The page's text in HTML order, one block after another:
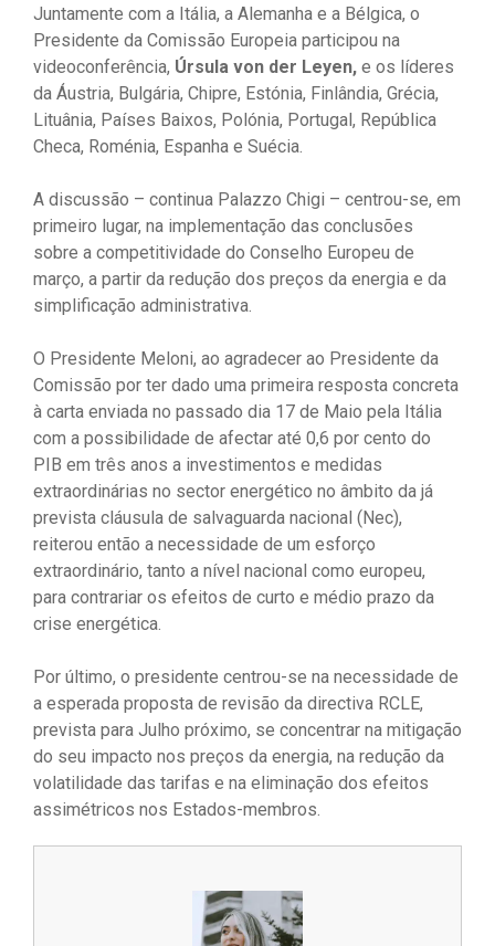
Juntamente com a Itália, a Alemanha e a Bélgica, o
Presidente da Comissão Europeia participou na
videoconferência, Úrsula von der Leyen, e os líderes
da Áustria, Bulgária, Chipre, Estónia, Finlândia, Grécia,
Lituânia, Países Baixos, Polónia, Portugal, República
Checa, Roménia, Espanha e Suécia.
A discussão – continua Palazzo Chigi – centrou-se, em
primeiro lugar, na implementação das conclusões
sobre a competitividade do Conselho Europeu de
março, a partir da redução dos preços da energia e da
simplificação administrativa.
O Presidente Meloni, ao agradecer ao Presidente da
Comissão por ter dado uma primeira resposta concreta
à carta enviada no passado dia 17 de Maio pela Itália
com a possibilidade de afectar até 0,6 por cento do
PIB em três anos a investimentos e medidas
extraordinárias no sector energético no âmbito da já
prevista cláusula de salvaguarda nacional (Nec),
reiterou então a necessidade de um esforço
extraordinário, tanto a nível nacional como europeu,
para contrariar os efeitos de curto e médio prazo da
crise energética.
Por último, o presidente centrou-se na necessidade de
a esperada proposta de revisão da directiva RCLE,
prevista para Julho próximo, se concentrar na mitigação
do seu impacto nos preços da energia, na redução da
volatilidade das tarifas e na eliminação dos efeitos
assimétricos nos Estados-membros.